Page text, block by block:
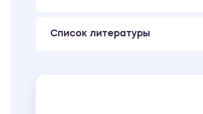
Список литературы